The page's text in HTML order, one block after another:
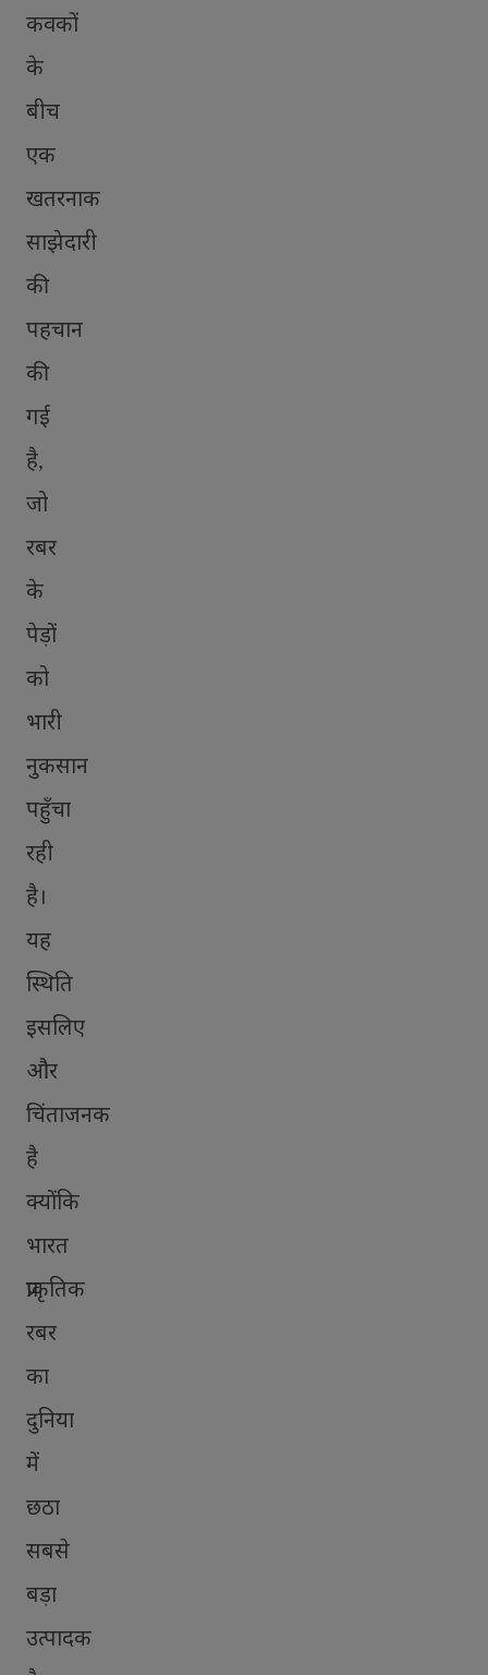
कवकों
के
बीच
एक
खतरनाक
साझेदारी
की
पहचान
की
गई
है,
जो
रबर
के
पेड़ों
को
भारी
नुकसान
पहुँचा
रही
है।
यह
स्थिति
इसलिए
और
चिंताजनक
है
क्योंकि
भारत
प्राकृतिक
रबर
का
दुनिया
में
छठा
सबसे
बड़ा
उत्पादक